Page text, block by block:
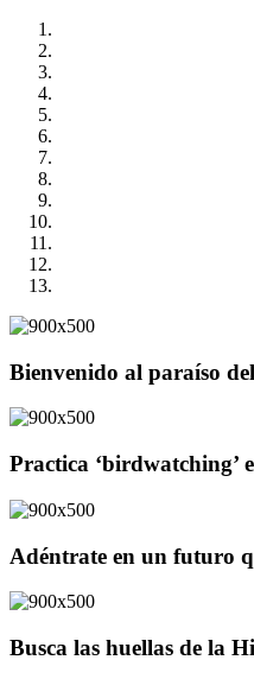
Bienvenido al paraíso
Practica ‘birdwatching’
Adéntrate en un futuro
Busca las huellas de la